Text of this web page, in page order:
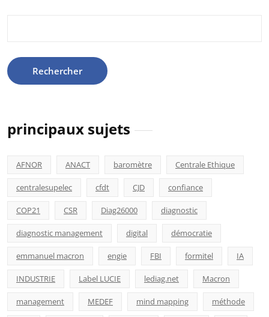
principaux sujets
AFNOR ANACT baromètre Centrale Ethique
centralesupelec cfdt CJD confiance
COP21 CSR Diag26000 diagnostic
diagnostic management digital démocratie
emmanuel macron engie FBI formitel IA
INDUSTRIE Label LUCIE lediag.net Macron
management MEDEF mind mapping méthode